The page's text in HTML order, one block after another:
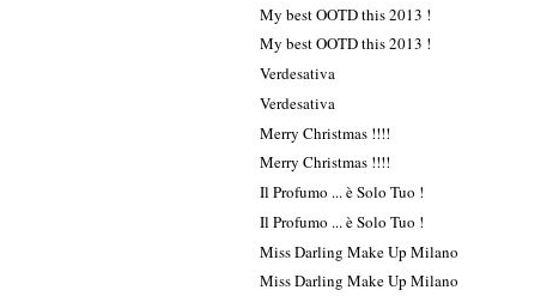
My best OOTD this 2013 !
My best OOTD this 2013 !
Verdesativa
Verdesativa
Merry Christmas !!!!
Merry Christmas !!!!
Il Profumo ... è Solo Tuo !
Il Profumo ... è Solo Tuo !
Miss Darling Make Up Milano
Miss Darling Make Up Milano